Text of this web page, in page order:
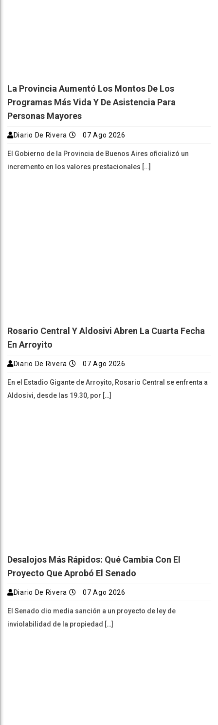
La Provincia Aumentó Los Montos De Los
Programas Más Vida Y De Asistencia Para
Personas Mayores
Diario De Rivera 07 Ago 2026
El Gobierno de la Provincia de Buenos Aires oficializó un
incremento en los valores prestacionales […]
Rosario Central Y Aldosivi Abren La Cuarta Fecha
En Arroyito
Diario De Rivera 07 Ago 2026
En el Estadio Gigante de Arroyito, Rosario Central se enfrenta a
Aldosivi, desde las 19.30, por […]
Desalojos Más Rápidos: Qué Cambia Con El
Proyecto Que Aprobó El Senado
Diario De Rivera 07 Ago 2026
El Senado dio media sanción a un proyecto de ley de
inviolabilidad de la propiedad […]